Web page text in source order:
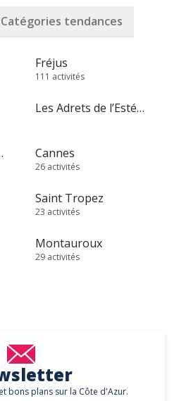
Catégories tendances
Fréjus
111 activités
Les Adrets de l’Estérel
Cannes
26 activités
Saint Tropez
23 activités
Montauroux
29 activités
bons plans sur la Côte d'Azur.